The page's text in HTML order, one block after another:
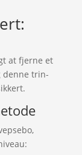
at fjerne et
denne trin-